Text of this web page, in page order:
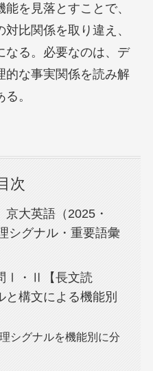
を見落とすことで、
比関係を取り違え、
なる。必要なのは、デ
的な事実関係を読み解
。
次
京大英語（2025・
シグナル・重要語彙
Ⅰ・Ⅱ【長文読
と構文による機能別
シグナルを機能別に分